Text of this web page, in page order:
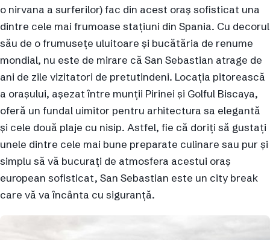
o nirvana a surferilor) fac din acest oraș sofisticat una
dintre cele mai frumoase stațiuni din Spania. Cu decorul
său de o frumusețe uluitoare și bucătăria de renume
mondial, nu este de mirare că San Sebastian atrage de
ani de zile vizitatori de pretutindeni. Locația pitorească
a orașului, așezat între munții Pirinei și Golful Biscaya,
oferă un fundal uimitor pentru arhitectura sa elegantă
și cele două plaje cu nisip. Astfel, fie că doriți să gustați
unele dintre cele mai bune preparate culinare sau pur și
simplu să vă bucurați de atmosfera acestui oraș
european sofisticat, San Sebastian este un city break
care vă va încânta cu siguranță.